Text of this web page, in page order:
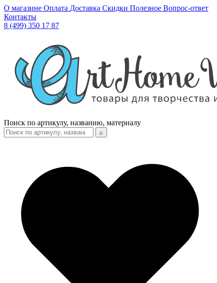
О магазине Оплата Доставка Скидки Полезное Вопрос-ответ
Контакты
8 (499) 350 17 87
Поиск по артикулу, названию, материалу
⌕